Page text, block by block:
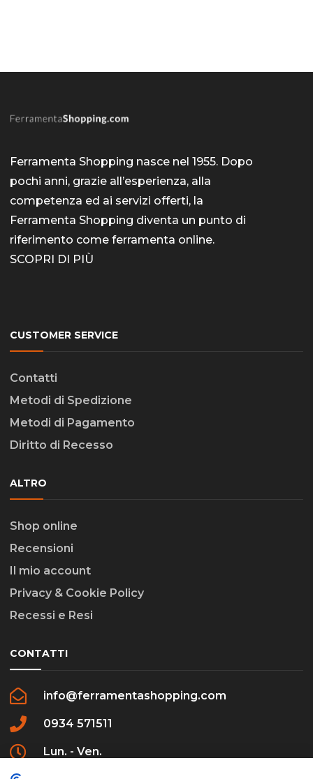
Ferramenta Shopping nasce nel 1955. Dopo
pochi anni, grazie all’esperienza, alla
competenza ed ai servizi offerti, la
Ferramenta Shopping diventa un punto di
riferimento come ferramenta online.
SCOPRI DI PIÙ
CUSTOMER SERVICE
Contatti
Metodi di Spedizione
Metodi di Pagamento
Diritto di Recesso
ALTRO
Shop online
Recensioni
Il mio account
Privacy & Cookie Policy
Recessi e Resi
CONTATTI
info@ferramentashopping.com
0934 571511
Lun. - Ven.